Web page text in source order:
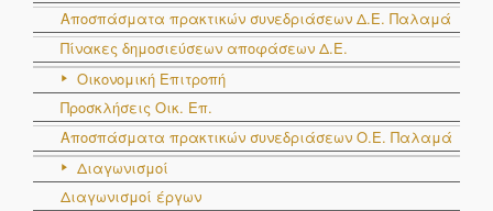
Αποσπάσματα πρακτικών συνεδριάσεων Δ.E. Παλαμά
Πίνακες δημοσιεύσεων αποφάσεων Δ.Ε.
Οικονομική Επιτροπή
Προσκλήσεις Οικ. Επ.
Αποσπάσματα πρακτικών συνεδριάσεων Ο.E. Παλαμά
Διαγωνισμοί
Διαγωνισμοί έργων